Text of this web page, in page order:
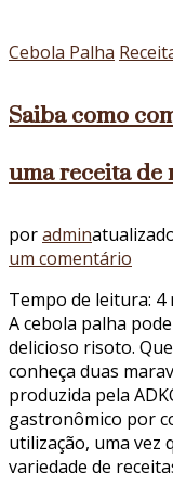
Cebola Palha
Saiba como
uma receita
poradmin
um comentário
a
com
uma
Tempo de leitura: 4
A cebola palha
delicioso risoto.
conheça duas
produzida pela
gastronômico por
utilização, uma vez
variedade de